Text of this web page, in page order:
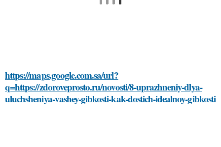
https://maps.google.com.sa/url?
q=https://zdoroveprosto.ru/novosti/8-uprazhneniy-dlya-
uluchsheniya-vashey-gibkosti-kak-dostich-idealnoy-gibkosti